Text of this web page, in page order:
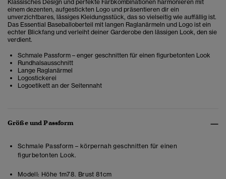
Klassisches Design und perfekte Farbkombinationen harmonieren mit
einem dezenten, aufgestickten Logo und präsentieren dir ein
unverzichtbares, lässiges Kleidungsstück, das so vielseitig wie auffällig ist.
Das Essential Baseballoberteil mit langen Raglanärmeln und Logo ist ein
echter Blickfang und verleiht deiner Garderobe den lässigen Look, den sie
verdient.
Schmale Passform – enger geschnitten für einen figurbetonten Look
Rundhalsausschnitt
Lange Raglanärmel
Logostickerei
Logoetikett an der Seitennaht
Größe und Passform
Schmale Passform – körpernah geschnitten für einen
figurbetonten Look.
Modell: Höhe 1m78. Brust 81cm